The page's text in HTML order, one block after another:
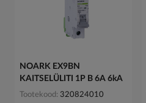
NOARK EX9BN
KAITSELÜLITI 1P B 6A 6kA
Tootekood 320824010